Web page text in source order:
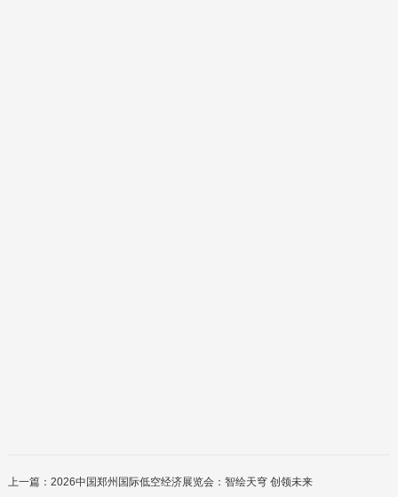
上一篇： 2026中国郑州国际低空经济展览会：智绘天穹 创领未来